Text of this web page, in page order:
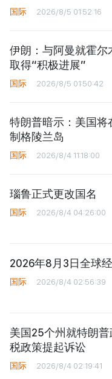
国际 2026/8/5 01:52:16
伊朗：与阿曼就霍尔
取得“积极进展”
国际 2026/8/5 01:50:42
特朗普暗示：美国将
制格陵兰岛
国际 2026/8/4 11:18:00
瑙鲁正式更改国名
国际 2026/8/4 04:26:00
2026年8月3日全球
国际 2026/8/4 02:56:39
美国25个州就特朗
税政策提起诉讼
国际 2026/8/4 02:19:41